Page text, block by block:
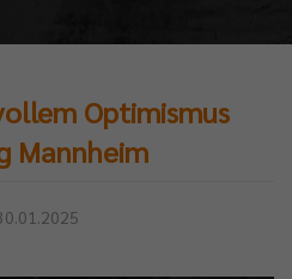
Optimismus
Mannheim